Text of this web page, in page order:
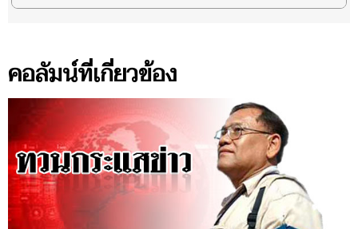
คอลัมน์ที่เกี่ยวข้อง